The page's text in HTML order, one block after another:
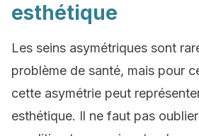
esthétique
Les seins asymétriques sont
problème de santé, mais pour
cette asymétrie peut
esthétique. Il ne faut pas oublier